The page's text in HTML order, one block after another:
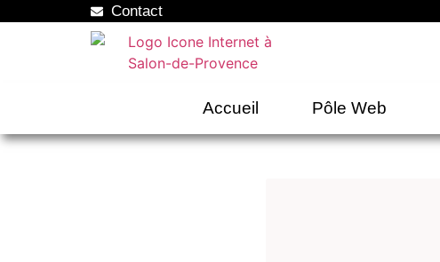
Contact
Accueil Pôle Web